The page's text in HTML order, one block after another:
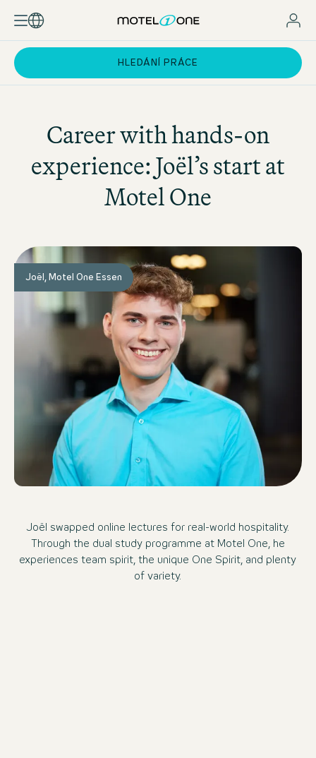
HLEDÁNÍ PRÁCE
Career with hands-on
experience: Joël’s start at
Motel One
Joël, Motel One Essen
Joël swapped online lectures for real-world hospitality.
Through the dual study programme at Motel One, he
experiences team spirit, the unique One Spirit, and plenty
of variety.